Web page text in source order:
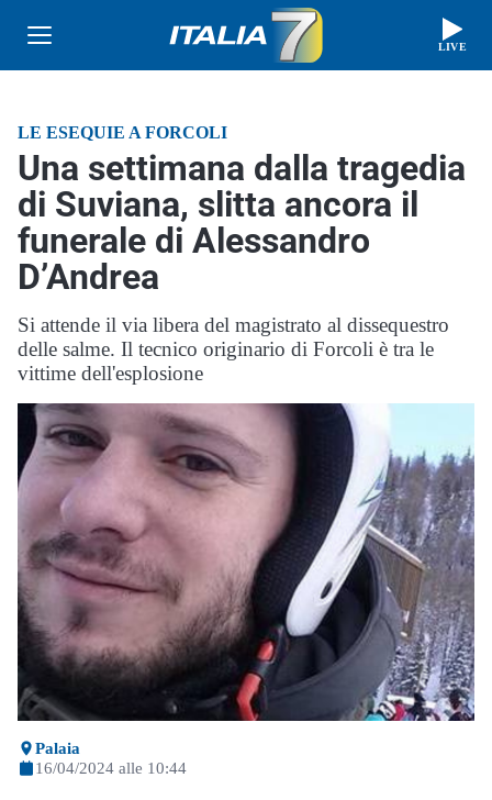
LIVE
LE ESEQUIE A FORCOLI
Una settimana dalla tragedia
di Suviana, slitta ancora il
funerale di Alessandro
D’Andrea
Si attende il via libera del magistrato al dissequestro
delle salme. Il tecnico originario di Forcoli è tra le
vittime dell'esplosione
Palaia
16/04/2024 alle 10:44